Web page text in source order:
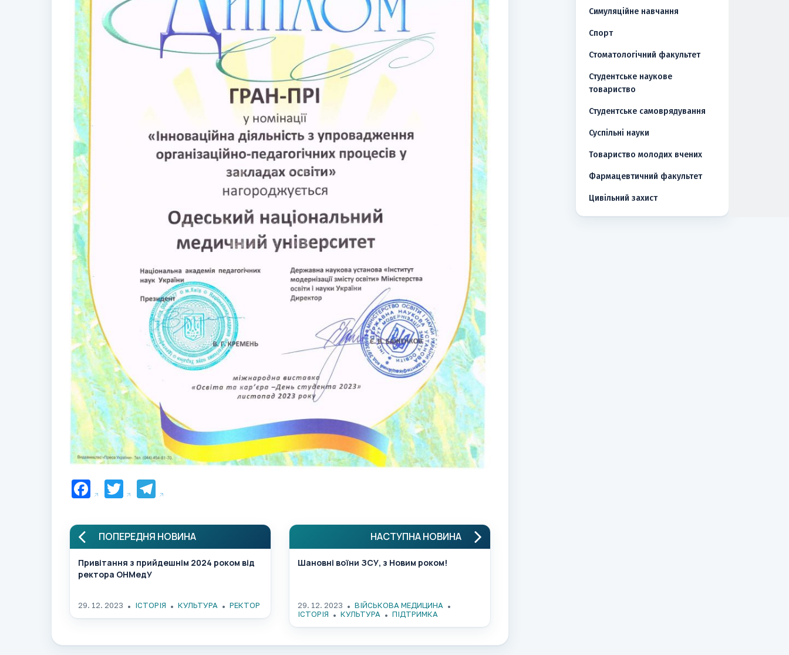
Facebook
TwitterTelegram
ПОПЕРЕДНЯ НОВИНА
Привітання з прийдешнім 2024 роком від
ректора ОНМедУ
29. 12. 2023 ІСТОРІЯ КУЛЬТУРА РЕКТОР
НАСТУПНА НОВИНА
Шановні воїни ЗСУ, з Новим роком!
29. 12. 2023
ВІЙСЬКОВА МЕДИЦИНА
ІСТОРІЯ
КУЛЬТУРА ПІДТРИМКА
Симуляційне навчання
Спорт
Стоматологічний факультет
Студентське наукове
товариство
Студентське самоврядування
Суспільні науки
Товариство молодих вчених
Фармацевтичний факультет
Цивільний захист